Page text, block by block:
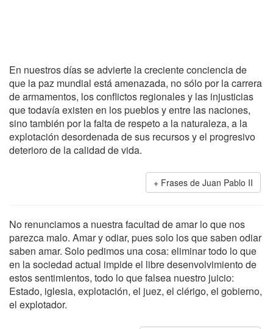
En nuestros días se advierte la creciente conciencia de
que la paz mundial está amenazada, no sólo por la carrera
de armamentos, los conflictos regionales y las injusticias
que todavía existen en los pueblos y entre las naciones,
sino también por la falta de respeto a la naturaleza, a la
explotación desordenada de sus recursos y el progresivo
deterioro de la calidad de vida.
Frases de Juan Pablo II
No renunciamos a nuestra facultad de amar lo que nos
parezca malo. Amar y odiar, pues solo los que saben odiar
saben amar. Solo pedimos una cosa: eliminar todo lo que
en la sociedad actual impide el libre desenvolvimiento de
estos sentimientos, todo lo que falsea nuestro juicio:
Estado, iglesia, explotación, el juez, el clérigo, el gobierno,
el explotador.